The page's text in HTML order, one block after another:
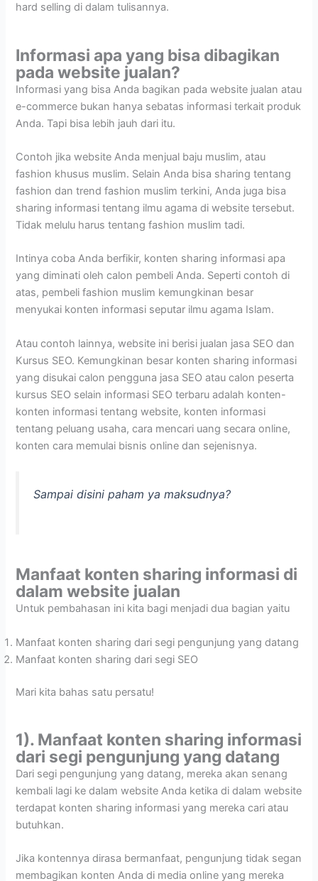
hard selling di dalam tulisannya.
Informasi apa yang bisa dibagikan
pada website jualan?
Informasi yang bisa Anda bagikan pada website jualan atau
e-commerce bukan hanya sebatas informasi terkait produk
Anda. Tapi bisa lebih jauh dari itu.
Contoh jika website Anda menjual baju muslim, atau
fashion khusus muslim. Selain Anda bisa sharing tentang
fashion dan trend fashion muslim terkini, Anda juga bisa
sharing informasi tentang ilmu agama di website tersebut.
Tidak melulu harus tentang fashion muslim tadi.
Intinya coba Anda berfikir, konten sharing informasi apa
yang diminati oleh calon pembeli Anda. Seperti contoh di
atas, pembeli fashion muslim kemungkinan besar
menyukai konten informasi seputar ilmu agama Islam.
Atau contoh lainnya, website ini berisi jualan jasa SEO dan
Kursus SEO. Kemungkinan besar konten sharing informasi
yang disukai calon pengguna jasa SEO atau calon peserta
kursus SEO selain informasi SEO terbaru adalah konten-
konten informasi tentang website, konten informasi
tentang peluang usaha, cara mencari uang secara online,
konten cara memulai bisnis online dan sejenisnya.
Sampai disini paham ya maksudnya?
Manfaat konten sharing informasi di
dalam website jualan
Untuk pembahasan ini kita bagi menjadi dua bagian yaitu
Manfaat konten sharing dari segi pengunjung yang datang
Manfaat konten sharing dari segi SEO
Mari kita bahas satu persatu!
1). Manfaat konten sharing informasi
dari segi pengunjung yang datang
Dari segi pengunjung yang datang, mereka akan senang
kembali lagi ke dalam website Anda ketika di dalam website
terdapat konten sharing informasi yang mereka cari atau
butuhkan.
Jika kontennya dirasa bermanfaat, pengunjung tidak segan
membagikan konten Anda di media online yang mereka